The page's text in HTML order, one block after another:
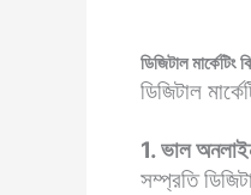
ডিজিটাল
ডিজিটাল
1. ভাল
সম্প্রতি